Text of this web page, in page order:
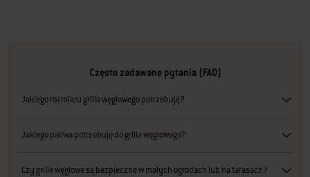
Często zadawane pytania (FAQ)
Jakiego rozmiaru grilla węglowego potrzebuję?
Jakiego paliwa potrzebuję do grilla węglowego?
Czy grille węglowe są bezpieczne w małych ogrodach lub na tarasach?